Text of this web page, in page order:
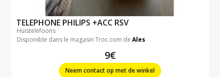
TELEPHONE PHILIPS +ACC RSV
huistelefoons
Disponible dans le magasin Troc.com de Ales
9€
Neem contact op met de winkel